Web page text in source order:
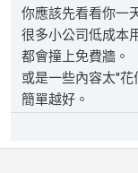
你應該先看看你一
很多小公司低成本
都會撞上免費牆。
或是一些內容太"
簡單越好。